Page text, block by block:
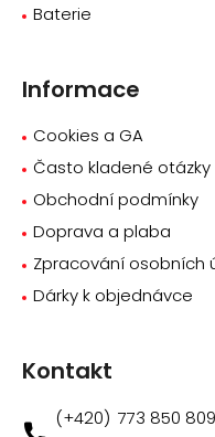
Baterie
Informace
Cookies a GA
Často kladené otázky
Obchodní podmínky
Doprava a plaba
Zpracování osobních
Dárky k objednávce
Kontakt
773 850 809